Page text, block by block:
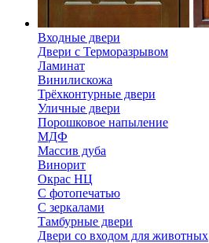
Входные двери
Двери с Терморазрывом
Ламинат
Винилискожа
Трёхконтурные двери
Уличные двери
Порошковое напыление
МДФ
Массив дуба
Винорит
Окрас НЦ
С фотопечатью
С зеркалами
Тамбурные двери
Двери со входом для животных